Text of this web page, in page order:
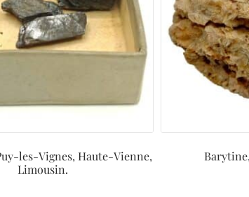
les-Vignes, Haute-Vienne,
Limousin.